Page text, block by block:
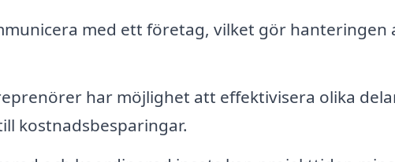
med ett företag, vilket gör hanteringen
har möjlighet att effektivisera olika
kostnadsbesparingar.